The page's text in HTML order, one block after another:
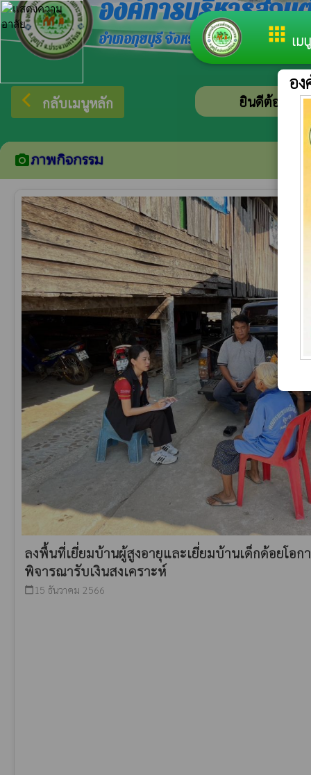
appsเม
องค์การบริหารส่วน
อำเภอกุยบุรี จังหวัดประจวบคีรีขันธ์
arrow_back_ios กลับเมนูหลัก ยินดีต้อนรับสู่เว็บไซ
camera_altภาพกิจกรรม
ลงพื้นที่เยี่ยมบ้านผู้สูงอายุและเยี่ยมบ้านเด็กด้อยโอ
พิจารณารับเงินสงเคราะห์
calendar_today 15 ธันวาคม 2566
อ